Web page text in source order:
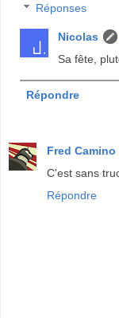
Réponses
Nicolas
Sa fête,
Répondre
Fred Camino
C'est sans
Répondre